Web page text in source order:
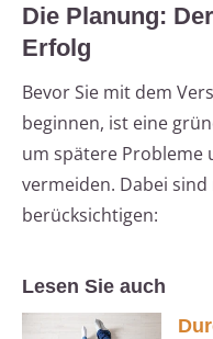
Die Planung:
Erfolg
Bevor Sie mit dem
beginnen, ist eine
um spätere Probleme
vermeiden. Dabei
berücksichtigen:
Lesen Sie auch